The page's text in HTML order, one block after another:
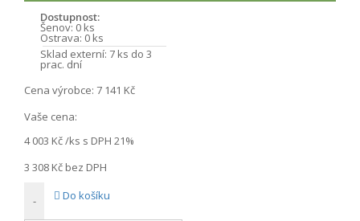
Dostupnost:
Šenov: 0 ks
Ostrava: 0 ks
Sklad externí: 7 ks do 3
prac. dní
Cena výrobce: 7 141 Kč
Vaše cena:
4 003 Kč/ks s DPH 21%
3 308 Kč bez DPH
- Do košíku